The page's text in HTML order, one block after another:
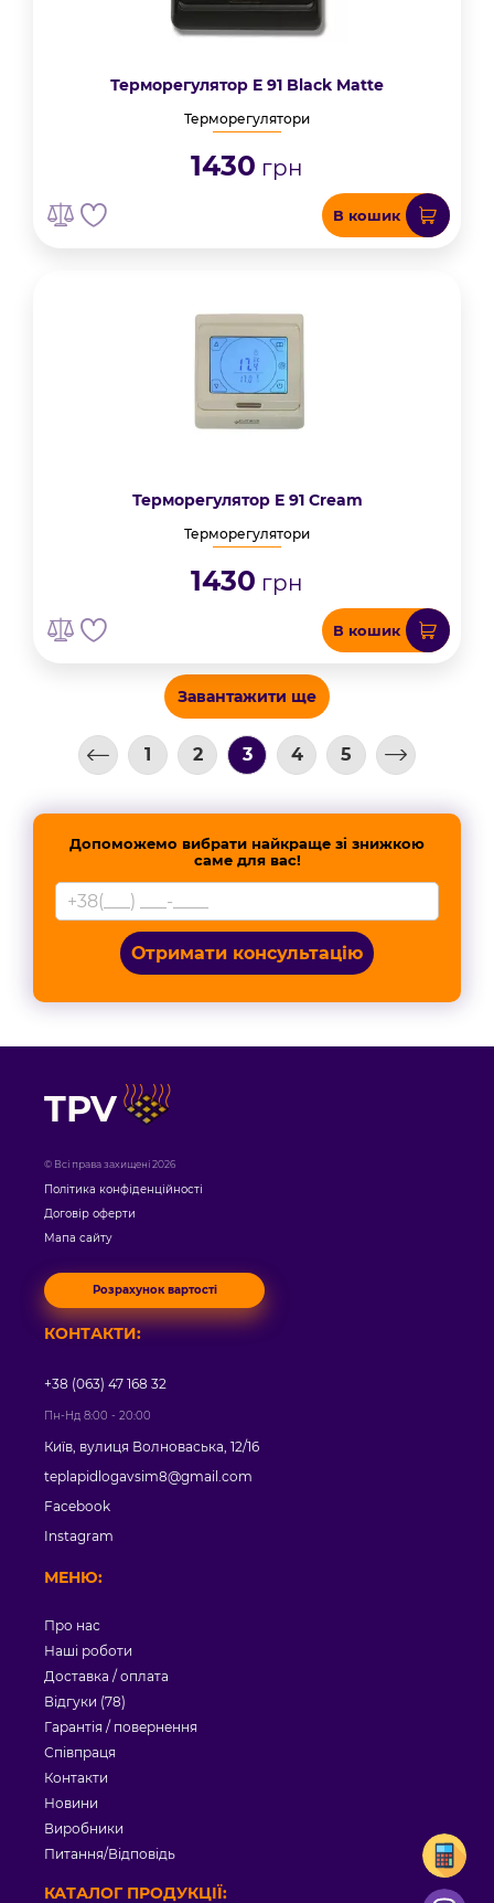
Терморегулятор E 91 Black Matte
Терморегулятори
1430 грн
В кошик
Терморегулятор E 91 Cream
Терморегулятори
1430 грн
В кошик
Завантажити ще
1 2 3 4 5
Допоможемо вибрати найкраще зі знижкою
саме для вас!
Отримати консультацію
TPV
© Всі права захищені 2026
Політика конфіденційності
Договір оферти
Мапа сайту
Розрахунок вартості
МЕНЮ:
Про нас
Наші роботи
Доставка / оплата
Відгуки (78)
Гарантія / повернення
Співпраця
Контакти
Новини
Виробники
Питання/Відповідь
КАТАЛОГ ПРОДУКЦІЇ:
КОНТАКТИ:
+38 (063) 47 168 32
Пн-Нд 8:00 - 20:00
Київ, вулиця Волноваська, 12/16
teplapidlogavsim8@gmail.com
Facebook
Instagram